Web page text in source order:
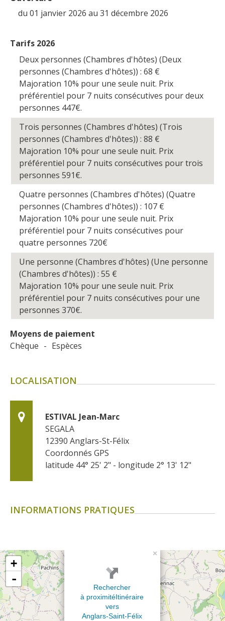
du 01 janvier 2026 au 31 décembre 2026
Tarifs 2026
Deux personnes (Chambres d'hôtes) (Deux
personnes (Chambres d'hôtes)) : 68 €
Majoration 10% pour une seule nuit. Prix
préférentiel pour 7 nuits consécutives pour deux
personnes 447€.
Trois personnes (Chambres d'hôtes) (Trois
personnes (Chambres d'hôtes)) : 88 €
Majoration 10% pour une seule nuit. Prix
préférentiel pour 7 nuits consécutives pour trois
personnes 591€.
Quatre personnes (Chambres d'hôtes) (Quatre
personnes (Chambres d'hôtes)) : 107 €
Majoration 10% pour une seule nuit. Prix
préférentiel pour 7 nuits consécutives pour
quatre personnes 720€
Une personne (Chambres d'hôtes) (Une personne
(Chambres d'hôtes)) : 55 €
Majoration 10% pour une seule nuit. Prix
préférentiel pour 7 nuits consécutives pour une
personnes 370€.
Moyens de paiement
Chèque - Espèces
LOCALISATION
ESTIVAL Jean-Marc
SEGALA
12390 Anglars-St-Félix
Coordonnés GPS
latitude 44° 25' 2" - longitude 2° 13' 12"
INFORMATIONS PRATIQUES
×
Rechercher
à proximitéItinéraire
vers
Anglars-Saint-Félix
+
-